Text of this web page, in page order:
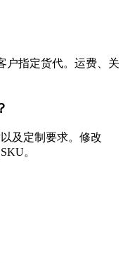
户指定货代。运费、关
及定制要求。修改
。